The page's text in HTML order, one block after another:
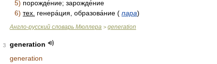
5) порожде́ние; зарожде́ние
6) тех. генера́ция, образова́ние ( пара)
Англо-русский словарь Мюллера > generation
3
generation
generation